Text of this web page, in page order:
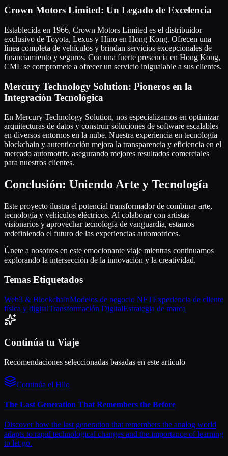
Crown Motors Limited: Un Legado de Excelencia
Establecida en 1966, Crown Motors Limited es el distribuidor
exclusivo de Toyota, Lexus y Hino en Hong Kong. Ofrecen una
línea completa de vehículos y brindan servicios excepcionales de
financiamiento y seguros. Con una fuerte presencia en Hong Kong,
CML se compromete a ofrecer un servicio inigualable a sus clientes.
Mercury Technology Solution: Pioneros en la
Integración Tecnológica
En Mercury Technology Solution, nos especializamos en optimizar
arquitecturas de datos y construir soluciones de software escalables
en diversos entornos en la nube. Nuestra experiencia en tecnología
blockchain y autenticación mejora la transparencia y eficiencia en el
mercado automotriz, asegurando mejores resultados comerciales
para nuestros clientes.
Conclusión: Uniendo Arte y Tecnología
Este proyecto ilustra el potencial transformador de combinar arte,
tecnología y vehículos eléctricos. Al colaborar con artistas
visionarios y aprovechar tecnología de vanguardia, estamos
redefiniendo el futuro de las experiencias automotrices.
Únete a nosotros en este emocionante viaje mientras continuamos
explorando la intersección de la innovación y la creatividad.
Temas Etiquetados
Web3 & BlockchainModelos de negocio NFTExperiencia de cliente
física y digitalTransformación DigitalEstrategia de marca
Continúa tu Viaje
Recomendaciones seleccionadas basadas en este artículo
Continúa el Hilo
The Last Generation That Remembers the Before
Discover how the last generation that remembers the analog world
adapts to rapid technological changes and the importance of learning
to let go.